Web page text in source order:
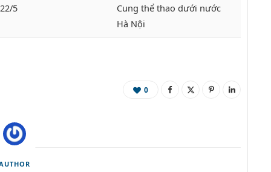
5
Cung thể thao dưới nước
Hà Nội
0